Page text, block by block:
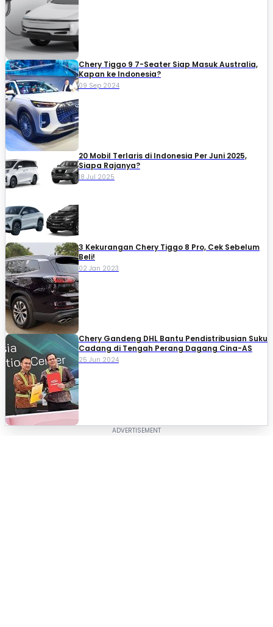
Chery Tiggo 9 7-Seater Siap Masuk Australia,
Kapan ke Indonesia?
09 Sep 2024
20 Mobil Terlaris di Indonesia Per Juni 2025,
Siapa Rajanya?
18 Jul 2025
3 Kekurangan Chery Tiggo 8 Pro, Cek Sebelum
Beli!
02 Jan 2023
Chery Gandeng DHL Bantu Pendistribusian Suku
Cadang di Tengah Perang Dagang Cina-AS
25 Jun 2024